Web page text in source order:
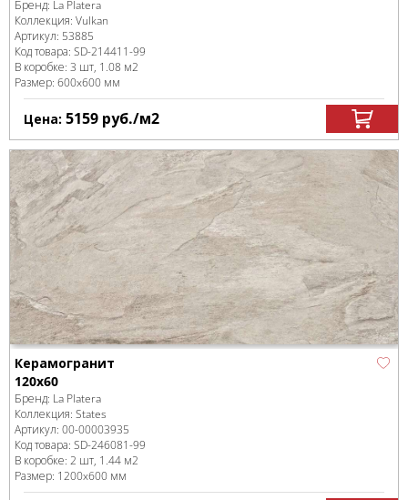
Бренд: La Platera
Коллекция: Vulkan
Артикул: 53885
Код товара: SD-214411-99
В коробке: 3 шт, 1.08 м2
Размер: 600x600 мм
Цена: 5159 руб./м2
Керамогранит
120x60
Бренд: La Platera
Коллекция: States
Артикул: 00-00003935
Код товара: SD-246081-99
В коробке: 2 шт, 1.44 м2
Размер: 1200x600 мм